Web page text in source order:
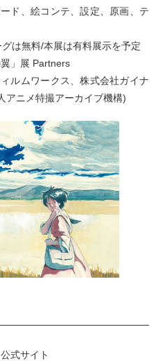
ド、絵コンテ、設定、原画、テ
は無料/本展は有料展示を予定
」展 Partners
ルムワークス、株式会社ガイナ
アニメ特撮アーカイブ機構)
式サイト